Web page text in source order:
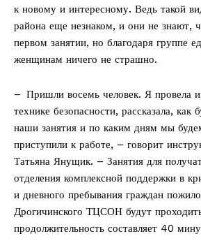
к новому и интересному. Ведь такой
района еще незнаком, и они не знают,
первом занятии, но благодаря группе
женщинам ничего не страшно.
– Пришли восемь человек. Я провела
технике безопасности, рассказала, как
наши занятия и по каким дням мы
приступили к работе, – говорит
Татьяна Янущик. – Занятия для
отделения комплексной поддержки в
и дневного пребывания граждан
Дрогичинского ТЦСОН будут
продолжительность составляет 40